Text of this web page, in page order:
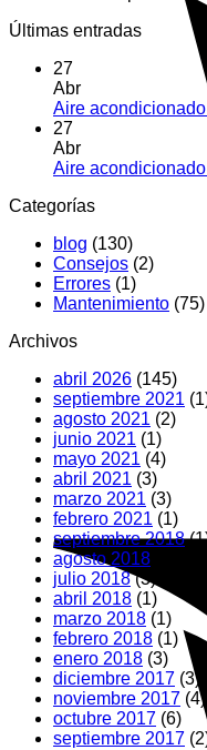
Últimas entradas
27
Abr
Aire
27
Abr
Aire
Categorías
blog (130)
Consejos (2)
Errores (1)
Mantenimiento (75)
Archivos
abril 2026 (145)
septiembre 2021
agosto 2021 (2)
junio 2021 (1)
mayo 2021 (4)
abril 2021 (3)
marzo 2021 (3)
febrero 2021 (1)
septiembre 2018
agosto 2018
julio 2018(3)
abril 2018 (1)
marzo 2018 (1)
febrero 2018 (1)
enero 2018 (3)
diciembre 2017 (3)
noviembre 2017 (4)
octubre 2017 (6)
septiembre 2017